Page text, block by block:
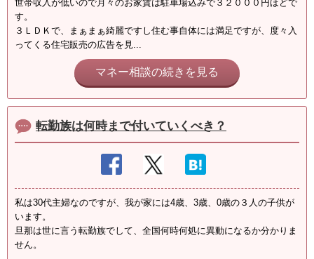
世帯収入が低いので月々のお家賃は駐車場込みで３２０００円ほどで
す。
３ＬＤＫで、まぁまぁ綺麗ですし住む事自体には満足ですが、度々入
ってくる住宅販売の広告を見...
マネー相談の続きを見る
転勤族は何時まで付いていくべき？
私は30代主婦なのですが、我が家には4歳、3歳、0歳の３人の子供が
います。
旦那は世に言う転勤族でして、全国何時何処に異動になるか分かりま
せん。